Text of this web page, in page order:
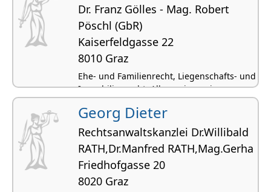
Dr. Franz Gölles - Mag. Robert
Pöschl (GbR)
Kaiserfeldgasse 22
8010 Graz
Ehe- und Familienrecht, Liegenschafts- und
Immobilienrecht, Allgemeinpraxis,
Wirtschaftsrecht, Inkassowesen
Georg Dieter
Rechtsanwaltskanzlei Dr.Willibald
RATH,Dr.Manfred RATH,Mag.Gerha
Friedhofgasse 20
8020 Graz